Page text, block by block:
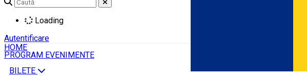
Loading
Autentificare
HOME
PROGRAM EVENIMENTE
BILETE